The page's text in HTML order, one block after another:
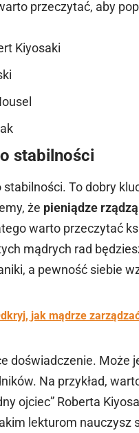
przeczytać, aby
Kiyosaki
stabilności
stabilności. To dobry
że pieniądze
warto przeczytać
mądrych rad
a pewność siebie
jak mądrze
doświadczenie. Może
Na przykład,
ojciec” Roberta
lekturom nauczysz